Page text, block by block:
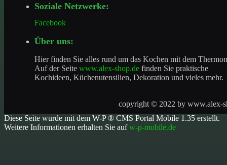
Soziale Netzwerke:
Facebook
Über uns:
Hier finden Sie alles rund um das Kochen mit dem
Auf der Seite www.alex-shop.de finden Sie praktische
Kochideen, Küchenutensilien, Dekoration und vieles mehr.
copyright © 2022 by www.alex-
Diese Seite wurde mit dem W-P ® CMS Portal Mobile 1.35 erstellt.
Weitere Informationen erhalten Sie aufw-p-mobile.de